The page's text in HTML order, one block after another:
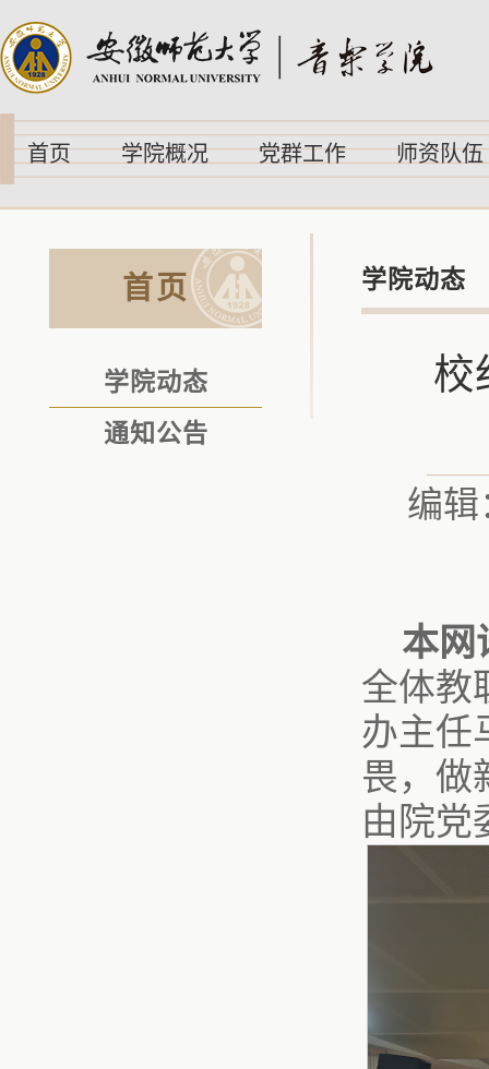
首页 学院概况 党群工作 师资队伍
首页
学院动态
通知公告
学院动态
校
编辑
本网
全体教
办主任
畏，做
由院党